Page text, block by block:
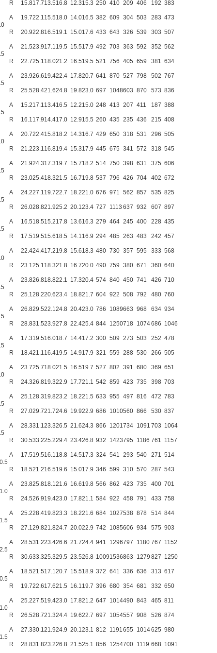
R 15.817.713.516.8 12.315.3 250 410 209 406 192 383
A 19.722.115.518.0 14.016.5 382 609 304 503 283 473
R 20.922.816.519.1 15.017.6 433 643 326 539 303 507
A 21.523.917.119.5 15.517.9 492 703 363 592 352 562
R 22.725.118.021.2 16.519.5 521 756 405 659 381 634
A 23.926.619.422.4 17.820.7 641 870 527 798 502 767
R 25.528.421.624.8 19.823.0 697 1048603 870 573 836
A 15.217.113.416.5 12.215.0 248 413 207 411 187 388
R 16.117.914.417.0 12.915.5 260 435 235 436 215 408
A 20.722.415.818.2 14.316.7 429 650 318 531 296 505
R 21.223.116.819.4 15.317.9 445 675 341 572 318 545
A 21.924.317.319.7 15.718.2 514 750 398 631 375 606
R 23.025.418.321.5 16.719.8 537 796 426 704 402 672
A 24.227.119.722.7 18.221.0 676 971 562 857 535 825
R 26.028.821.925.2 20.123.4 727 1113 637 932 607 897
A 16.518.515.217.8 13.616.3 279 464 245 400 228 435
R 17.519.515.618.5 14.116.9 294 485 263 483 242 457
A 22.424.417.219.8 15.618.3 480 730 357 595 333 568
R 23.125.118.321.8 16.720.0 490 759 380 671 360 640
A 23.826.818.822.1 17.320.4 574 840 450 741 426 710
R 25.128.220.623.4 18.821.7 604 922 508 792 480 760
A 26.829.522.124.8 20.423.0 786 1089663 968 634 934
R 28.831.523.927.8 22.425.4 844 1250718 1074686 1046
A 17.319.516.018.7 14.417.2 300 509 273 503 252 478
R 18.421.116.419.5 14.917.9 321 559 288 530 266 505
A 23.725.718.021.5 16.519.7 527 802 391 680 369 651
R 24.326.819.322.9 17.721.1 542 859 423 735 398 703
A 25.128.319.823.2 18.221.5 633 955 497 816 472 783
R 27.029.721.724.6 19.922.9 686 1010560 866 530 837
A 28.331.123.326.5 21.624.3 866 1201734 1091 703 1064
R 30.533.225.229.4 23.426.8 932 1423795 1186 761 1157
A 17.519.516.118.8 14.517.3 324 541 293 540 271 514
R 18.521.216.519.6 15.017.9 346 599 310 570 287 543
A 23.825.818.121.6 16.619.8 566 862 423 735 400 701
R 24.526.919.423.0 17.821.1 584 922 458 791 433 758
A 25.228.419.823.3 18.221.6 684 1027538 878 514 844
R 27.129.821.824.7 20.022.9 742 1085606 934 575 903
A 28.531.223.426.6 21.724.4 941 1296797 1180 767 1152
R 30.633.325.329.5 23.526.8 10091536863 1279 827 1250
A 18.521.517.120.7 15.518.9 372 641 336 636 313 617
R 19.722.617.621.5 16.119.7 396 680 354 681 332 650
A 25.227.519.423.0 17.821.2 647 1014490 843 465 811
R 26.528.721.324.4 19.622.7 697 1054557 908 526 874
A 27.330.121.924.9 20.123.1 812 1191655 1014625 980
R 28.831.823.226.8 21.525.1 856 1254700 1119 668 1091